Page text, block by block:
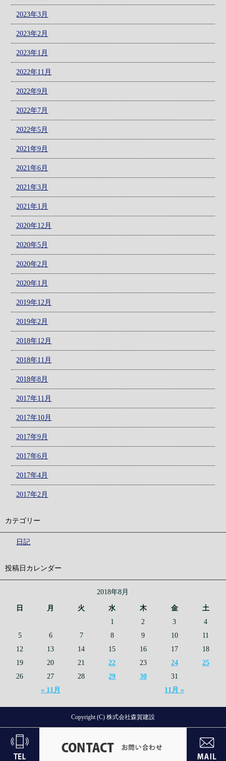
2023年3月
2023年2月
2023年1月
2022年11月
2022年9月
2022年7月
2022年5月
2021年9月
2021年6月
2021年3月
2021年1月
2020年12月
2020年5月
2020年2月
2020年1月
2019年12月
2019年2月
2018年12月
2018年11月
2018年8月
2017年11月
2017年10月
2017年9月
2017年6月
2017年4月
2017年2月
カテゴリー
日記
投稿日カレンダー
2018年8月
日 月 火 水 木 金 土
« 11月 11月 »
1 2 3
4
5
6 7 8 9 10
11
12
13 14 15 16 17
18
19
20 21 22 23 24
25
26
27 28 29 30 31
Copyright (C) 株式会社森賀建設